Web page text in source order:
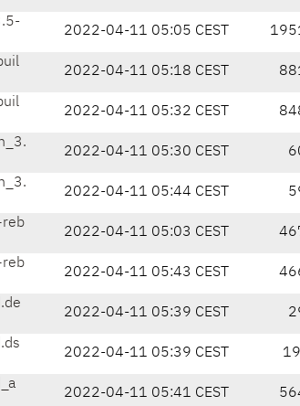
2022-04-11 05:05 CEST
2022-04-11 05:18 CEST
2022-04-11 05:32 CEST
2022-04-11 05:30 CEST
2022-04-11 05:44 CEST
2022-04-11 05:03 CEST
2022-04-11 05:43 CEST
2022-04-11 05:39 CEST
2022-04-11 05:39 CEST
2022-04-11 05:41 CEST